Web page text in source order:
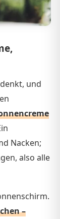
und
Nacken;
also alle
–